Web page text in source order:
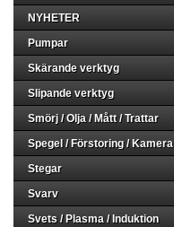
NYHETER
Pumpar
Skärande verktyg
Slipande verktyg
Smörj / Olja / Mått / Trattar
Spegel / Förstoring / Kamera
Stegar
Svarv
Svets / Plasma / Induktion